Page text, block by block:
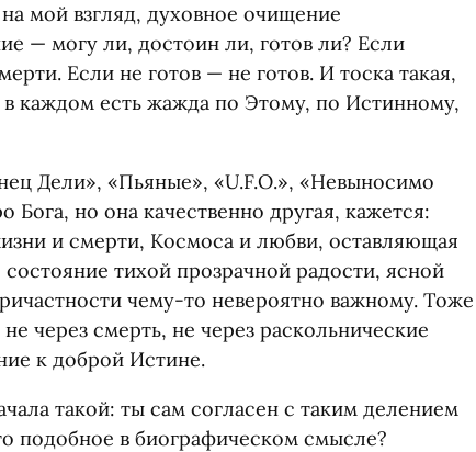
мой взгляд, духовное очищение
— могу ли, достоин ли, готов ли? Если
Если не готов — не готов. И тоска такая,
каждом есть жажда по Этому, по Истинному,
Дели», «Пьяные», «U.F.O.», «Невыносимо
Бога, но она качественно другая, кажется:
и смерти, Космоса и любви, оставляющая
тихой прозрачной радости, ясной
чему-то невероятно важному. Тоже
через смерть, не через раскольнические
к доброй Истине.
такой: ты сам согласен с таким делением
подобное в биографическом смысле?